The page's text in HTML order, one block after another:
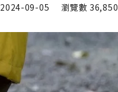
2024-09-05 瀏覽數